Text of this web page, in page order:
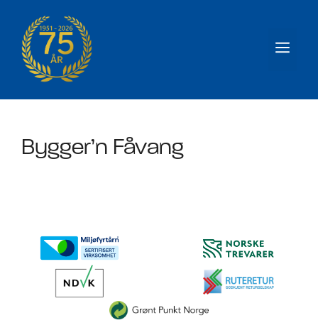
innhold
Bygger’n Fåvang